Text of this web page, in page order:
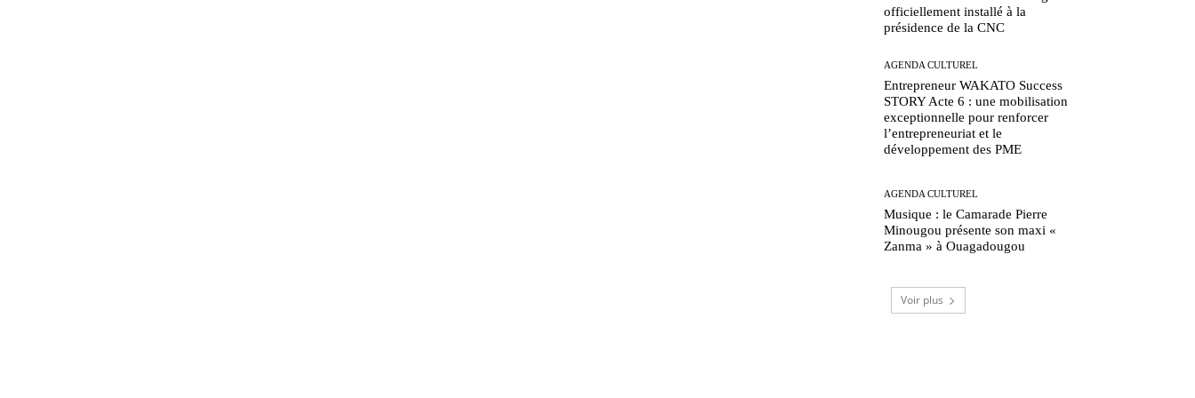
officiellement installé à la
présidence de la CNC
AGENDA CULTUREL
Entrepreneur WAKATO Success
STORY Acte 6 : une mobilisation
exceptionnelle pour renforcer
l’entrepreneuriat et le
développement des PME
AGENDA CULTUREL
Musique : le Camarade Pierre
Minougou présente son maxi «
Zanma » à Ouagadougou
Voir plus